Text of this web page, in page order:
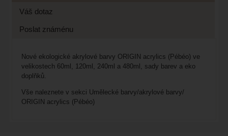
Váš dotaz
Poslat známénu
Nové ekologické akrylové barvy ORIGIN acrylics (Pébéo) ve
velikostech 60ml, 120ml, 240ml a 480ml, sady barev a eko
doplňků.
Vše naleznete v sekci Umělecké barvy/akrylové barvy/
ORIGIN acrylics (Pébéo)